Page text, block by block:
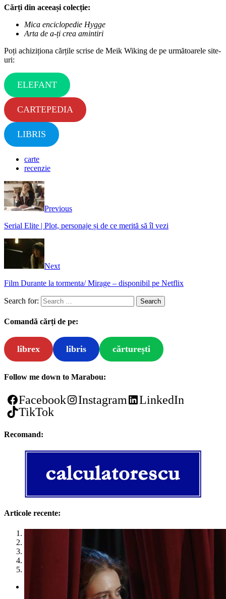
Cărți din aceeași colecție:
Mica enciclopedie Hygge
Arta de a-ți crea amintiri
Poți achiziționa cărțile scrise de Meik Wiking de pe următoarele site-
uri:
ELEFANT
CARTEPEDIA
LIBRIS
carte
recenzie
Previous
Serial Elite | Plot, personaje și de ce merită să îl vezi
Next
Film Durante la tormenta/ Mirage – disponibil pe Netflix
Search for:
Comandă cărți de pe:
librex libris cărturești
Follow me down to Marabou:
Facebook Instagram
LinkedIn
TikTok
Recomand:
Articole recente:
Politica de utilizare cookies